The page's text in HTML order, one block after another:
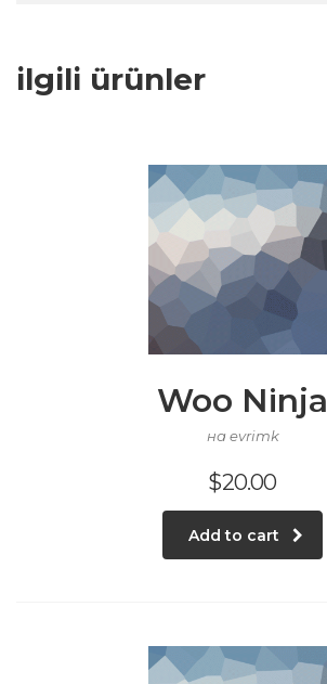
ilgili ürünler
Woo Ninja
на evrimk
$20.00
Add to cart